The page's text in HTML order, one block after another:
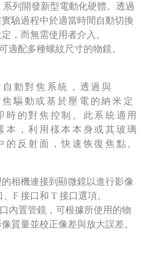
系列開發新型電動化硬體。透過
驗過程中於適當時間自動切換
，而無需使用者介入。
適配多種螺紋尺寸的物鏡。
動對焦系統，透過與
驅動或基於壓電的納米定
時的對焦控制。此系統適用
本，利用樣本本身或其玻璃
的反射面，快速恢復焦點。
相機連接到顯微鏡以進行影像
F 接口和 T 接口選項。
內置管鏡，可根據所使用的物
質量並校正像差與放大誤差。